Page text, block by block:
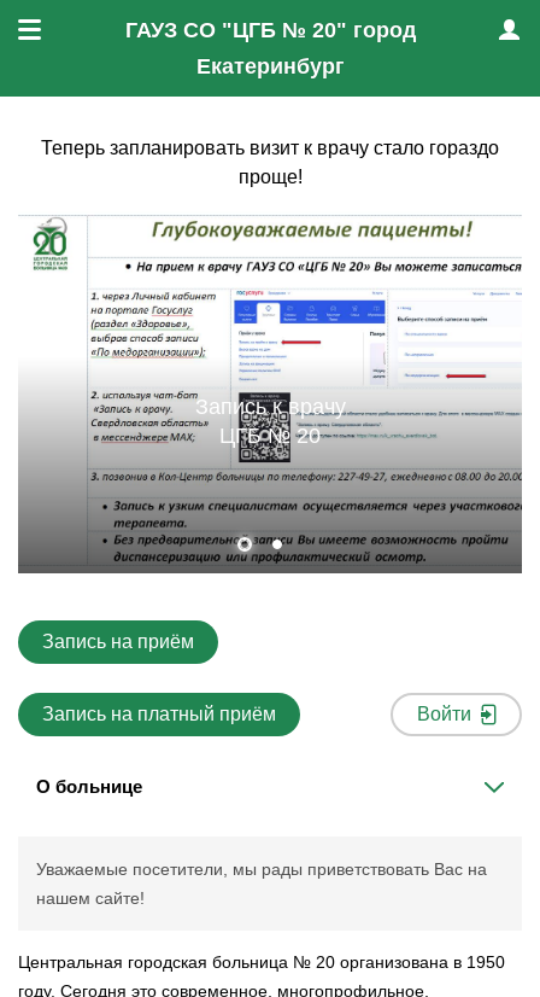
ГАУЗ СО "ЦГБ № 20" город
Екатеринбург
Теперь запланировать визит к врачу стало гораздо
проще!
Запись к врачу
ЦГБ № 20
Запись на приём
Запись на платный приём Войти
О больнице
Уважаемые посетители, мы рады приветствовать Вас на
нашем сайте!
Центральная городская больница № 20 организована в 1950
году. Сегодня это современное, многопрофильное,